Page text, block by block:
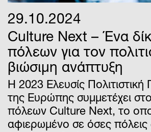
29.10.2024
Culture Next – Ένα
πόλεων για τον
βιώσιμη ανάπτυξη
Η 2023 Ελευσίς
της Ευρώπης συμμετέχει
πόλεων Culture Next, το
αφιερωμένο σε όσες πόλεις